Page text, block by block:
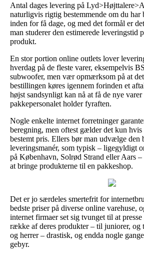
Antal dages levering på
naturligvis rigtig bestemmende om du
inden for få dage, og med det formål er
man studerer den estimerede leveringstid
produkt.
En stor portion online outlets lover
hverdag på de fleste varer, eksempelvis
subwoofer, men vær opmærksom på at
bestillingen køres igennem forinden et
højst sandsynligt kan nå at få de nye
pakkepersonalet holder fyraften.
Nogle enkelte internet forretninger
beregning, men oftest gælder det kun hvis
bestemt pris. Ellers bør man udvælge den
leveringsmanér, som typisk – ligegyldigt
på København, Solrød Strand eller Aars
at bringe produkterne til en pakkeshop.
Det er jo særdeles smertefrit for
bedste priser på diverse online varehuse,
internet firmaer set sig tvunget til at
række af deres produkter – til juniorer, og
og herrer – drastisk, og endda nogle
gebyr.